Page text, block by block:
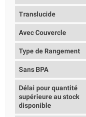
Translucide
Avec Couvercle
Type de Rangement
Sans BPA
Délai pour quantité
supérieure au stock
disponible